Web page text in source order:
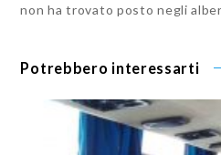
non ha trovato posto negli
Potrebbero interessarti